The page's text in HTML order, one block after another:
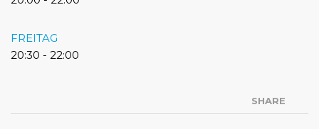
FREITAG
20:30 - 22:00
SHARE